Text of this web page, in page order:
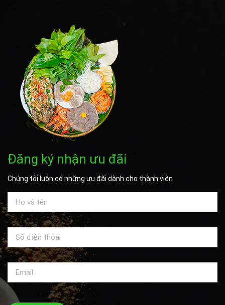
Đăng ký nhận ưu đãi
Chúng tôi luôn có những ưu đãi dành cho thành viên